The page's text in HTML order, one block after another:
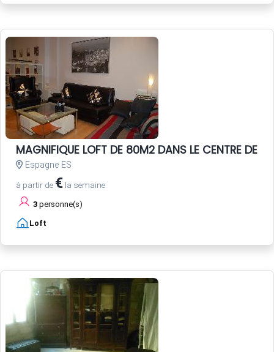
MAGNIFIQUE LOFT DE 80M2 DANS LE CENTRE DE
Espagne ES
à partir de € la semaine
3 personne(s)
Loft